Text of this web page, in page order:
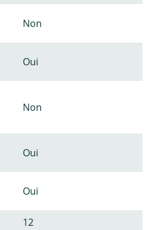
Non
Oui
Non
Oui
Oui
12